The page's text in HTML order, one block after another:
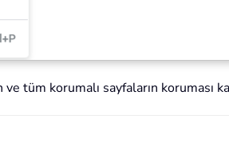
ve tüm korumalı sayfaların